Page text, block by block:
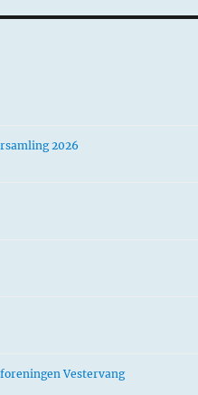
2026
Vestervang